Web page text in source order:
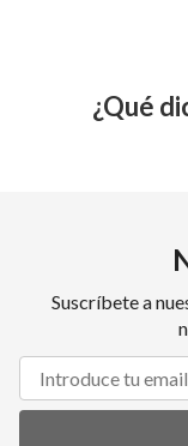
¿Qué
Suscríbete a